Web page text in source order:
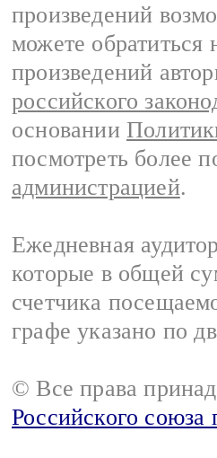
произведений
можете обратиться
произведений
российского
основании
посмотреть более
администрацией.
Ежедневная
которые в общей
счетчика
графе указано по
© Все права
Российского союза